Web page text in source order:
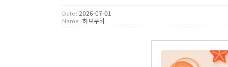
Date : 2026-07-01
Name : 허브누리